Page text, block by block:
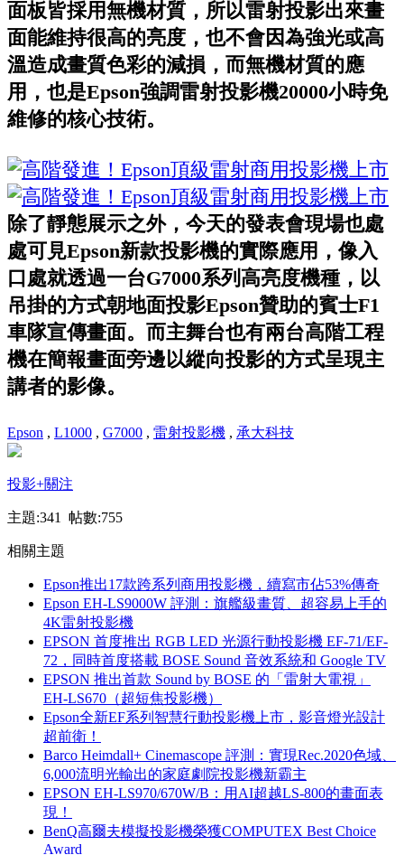
面板皆採用無機材質，所以雷射投影出來畫
面能維持很高的亮度，也不會因為強光或高
溫造成畫質色彩的減損，而無機材質的應
用，也是Epson強調雷射投影機20000小時免
維修的核心技術。
除了靜態展示之外，今天的發表會現場也處
處可見Epson新款投影機的實際應用，像入
口處就透過一台G7000系列高亮度機種，以
吊掛的方式朝地面投影Epson贊助的賓士F1
車隊宣傳畫面。而主舞台也有兩台高階工程
機在簡報畫面旁邊以縱向投影的方式呈現主
講者的影像。
Epson , L1000 , G7000 , 雷射投影機 , 承大科技
投影+關注
主題:341 帖數:755
相關主題
Epson推出17款跨系列商用投影機，續寫市佔53%傳奇
Epson EH-LS9000W 評測：旗艦級畫質、超容易上手的
4K雷射投影機
EPSON 首度推出 RGB LED 光源行動投影機 EF-71/EF-
72，同時首度搭載 BOSE Sound 音效系統和 Google TV
EPSON 推出首款 Sound by BOSE 的「雷射大電視」
EH-LS670（超短焦投影機）
Epson全新EF系列智慧行動投影機上市，影音燈光設計
超前衛！
Barco Heimdall+ Cinemascope 評測：實現Rec.2020色域、
6,000流明光輸出的家庭劇院投影機新霸主
EPSON EH-LS970/670W/B：用AI超越LS-800的畫面表
現！
BenQ高爾夫模擬投影機榮獲COMPUTEX Best Choice
Award